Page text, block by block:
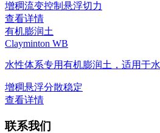
增稠流变控制 悬浮切力
查看详情
有机膨润土
Clayminton WB
水性体系专用有机膨润土，适用于
增稠悬浮分散稳定
查看详情
联系我们